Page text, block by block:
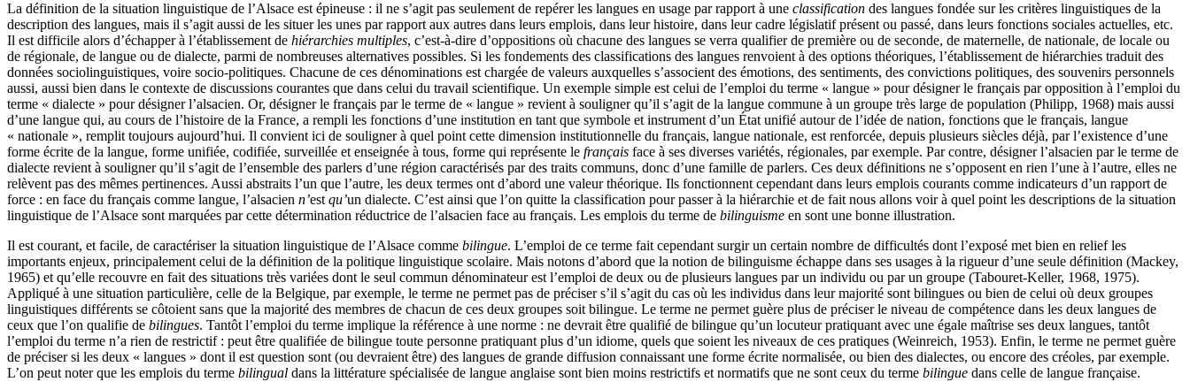
La définition de la situation linguistique de l’Alsace est épineuse : il ne s’agit pas seulement de repérer les langues en usage par rapport à une classification des langues fondée sur les critères linguistiques de la
description des langues, mais il s’agit aussi de les situer les unes par rapport aux autres dans leurs emplois, dans leur histoire, dans leur cadre législatif présent ou passé, dans leurs fonctions sociales actuelles, etc.
Il est difficile alors d’échapper à l’établissement de hiérarchies multiples, c’est-à-dire d’oppositions où chacune des langues se verra qualifier de première ou de seconde, de maternelle, de nationale, de locale ou
de régionale, de langue ou de dialecte, parmi de nombreuses alternatives possibles. Si les fondements des classifications des langues renvoient à des options théoriques, l’établissement de hiérarchies traduit des
données sociolinguistiques, voire socio-politiques. Chacune de ces dénominations est chargée de valeurs auxquelles s’associent des émotions, des sentiments, des convictions politiques, des souvenirs personnels
aussi, aussi bien dans le contexte de discussions courantes que dans celui du travail scientifique. Un exemple simple est celui de l’emploi du terme « langue » pour désigner le français par opposition à l’emploi du
terme « dialecte » pour désigner l’alsacien. Or, désigner le français par le terme de « langue » revient à souligner qu’il s’agit de la langue commune à un groupe très large de population (Philipp, 1968) mais aussi
d’une langue qui, au cours de l’histoire de la France, a rempli les fonctions d’une institution en tant que symbole et instrument d’un État unifié autour de l’idée de nation, fonctions que le français, langue
« nationale », remplit toujours aujourd’hui. Il convient ici de souligner à quel point cette dimension institutionnelle du français, langue nationale, est renforcée, depuis plusieurs siècles déjà, par l’existence d’une
forme écrite de la langue, forme unifiée, codifiée, surveillée et enseignée à tous, forme qui représente le français face à ses diverses variétés, régionales, par exemple. Par contre, désigner l’alsacien par le terme de
dialecte revient à souligner qu’il s’agit de l’ensemble des parlers d’une région caractérisés par des traits communs, donc d’une famille de parlers. Ces deux définitions ne s’opposent en rien l’une à l’autre, elles ne
relèvent pas des mêmes pertinences. Aussi abstraits l’un que l’autre, les deux termes ont d’abord une valeur théorique. Ils fonctionnent cependant dans leurs emplois courants comme indicateurs d’un rapport de
force : en face du français comme langue, l’alsacien n’est qu’un dialecte. C’est ainsi que l’on quitte la classification pour passer à la hiérarchie et de fait nous allons voir à quel point les descriptions de la situation
linguistique de l’Alsace sont marquées par cette détermination réductrice de l’alsacien face au français. Les emplois du terme de bilinguisme en sont une bonne illustration.
Il est courant, et facile, de caractériser la situation linguistique de l’Alsace comme bilingue. L’emploi de ce terme fait cependant surgir un certain nombre de difficultés dont l’exposé met bien en relief les
importants enjeux, principalement celui de la définition de la politique linguistique scolaire. Mais notons d’abord que la notion de bilinguisme échappe dans ses usages à la rigueur d’une seule définition (Mackey,
1965) et qu’elle recouvre en fait des situations très variées dont le seul commun dénominateur est l’emploi de deux ou de plusieurs langues par un individu ou par un groupe (Tabouret-Keller, 1968, 1975).
Appliqué à une situation particulière, celle de la Belgique, par exemple, le terme ne permet pas de préciser s’il s’agit du cas où les individus dans leur majorité sont bilingues ou bien de celui où deux groupes
linguistiques différents se côtoient sans que la majorité des membres de chacun de ces deux groupes soit bilingue. Le terme ne permet guère plus de préciser le niveau de compétence dans les deux langues de
ceux que l’on qualifie de bilingues. Tantôt l’emploi du terme implique la référence à une norme : ne devrait être qualifié de bilingue qu’un locuteur pratiquant avec une égale maîtrise ses deux langues, tantôt
l’emploi du terme n’a rien de restrictif : peut être qualifiée de bilingue toute personne pratiquant plus d’un idiome, quels que soient les niveaux de ces pratiques (Weinreich, 1953). Enfin, le terme ne permet guère
de préciser si les deux « langues » dont il est question sont (ou devraient être) des langues de grande diffusion connaissant une forme écrite normalisée, ou bien des dialectes, ou encore des créoles, par exemple.
L’on peut noter que les emplois du terme bilingual dans la littérature spécialisée de langue anglaise sont bien moins restrictifs et normatifs que ne sont ceux du terme bilingue dans celle de langue française.